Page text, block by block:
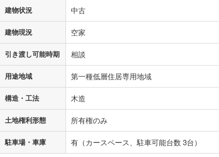
建物状況 中古
建物現況 空家
引き渡し可能時期 相談
用途地域 第一種低層住居専用地域
構造・工法 木造
土地権利形態 所有権のみ
駐車場・車庫 有（カースペース、駐車可能台数 3台）